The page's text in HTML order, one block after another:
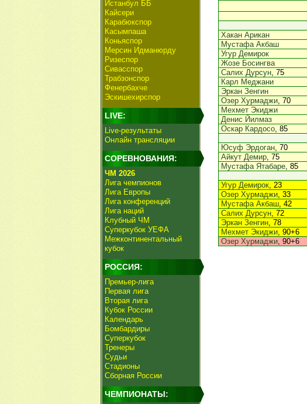
Истанбул ББ
Кайсери
Карабюкспор
Касымпаша
Коньяспор
Мерсин Идманюрду
Ризеспор
Сивасспор
Трабзонспор
Фенербахче
Эскишехирспор
LIVE:
Live-результаты
Онлайн трансляции
СОРЕВНОВАНИЯ:
ЧМ 2026
Лига чемпионов
Лига Европы
Лига конференций
Лига наций
Клубный ЧМ
Суперкубок УЕФА
Межконтинентальный
кубок
РОССИЯ:
Премьер-лига
Первая лига
Вторая лига
Кубок России
Календарь
Бомбардиры
Суперкубок
Тренеры
Судьи
Стадионы
Сборная России
ЧЕМПИОНАТЫ:
Хакан Арикан
Мустафа Акбаш
Угур Демирок
Жозе Босингва
Салих Дурсун, 75
Карл Меджани
Эркан Зенгин
Озер Хурмаджи, 70
Мехмет Экиджи
Денис Йилмаз
Оскар Кардосо, 85
Юсуф Эрдоган, 70
Айкут Демир, 75
Мустафа Ятабаре, 85
Угур Демирок, 23
Озер Хурмаджи, 33
Мустафа Акбаш, 42
Салих Дурсун, 72
Эркан Зенгин, 78
Мехмет Экиджи, 90+6
Озер Хурмаджи, 90+6